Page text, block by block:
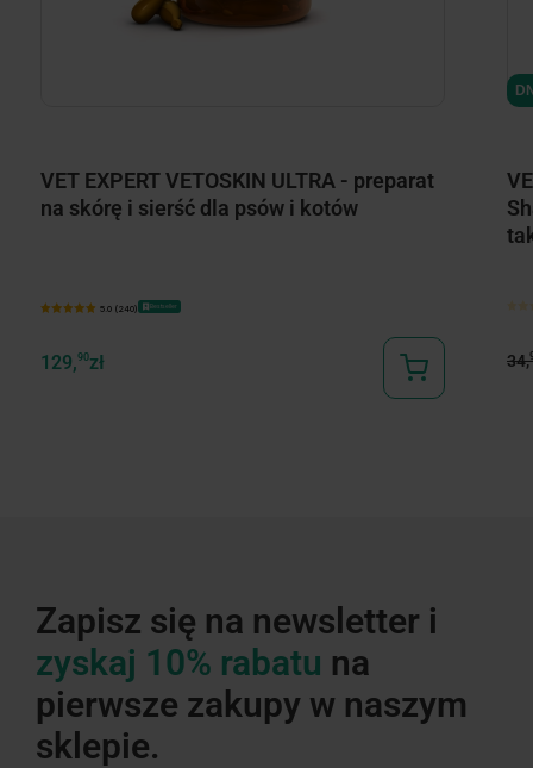
VET EXPERT VETOSKIN ULTRA - preparat
na skórę i sierść dla psów i kotów
5.0 (240) Bestseller
129,90zł 34,
Zapisz się na newsletter i
zyskaj 10% rabatu na
pierwsze zakupy w naszym
sklepie.